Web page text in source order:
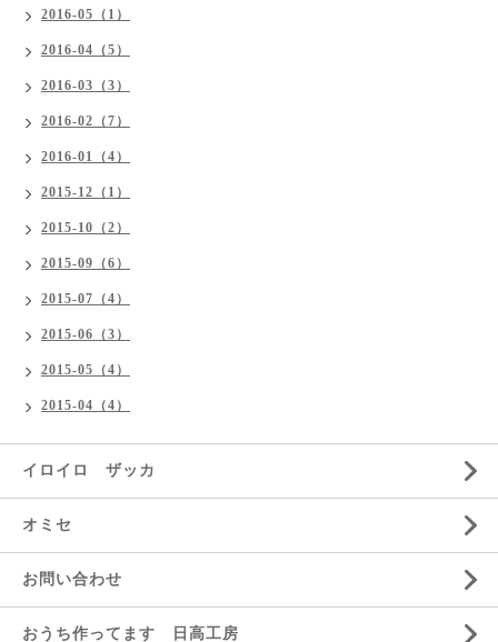
2016-05（1）
2016-04（5）
2016-03（3）
2016-02（7）
2016-01（4）
2015-12（1）
2015-10（2）
2015-09（6）
2015-07（4）
2015-06（3）
2015-05（4）
2015-04（4）
イロイロ ザッカ
オミセ
お問い合わせ
おうち作ってます 日高工房